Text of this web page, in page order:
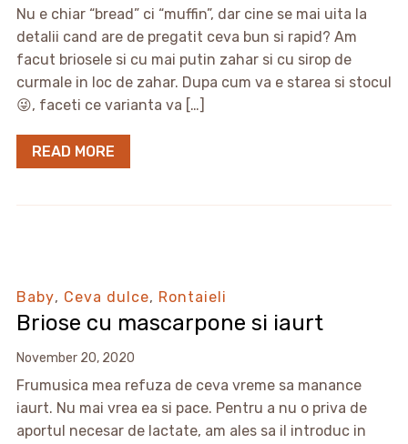
Nu e chiar “bread” ci “muffin”, dar cine se mai uita la
detalii cand are de pregatit ceva bun si rapid? Am
facut briosele si cu mai putin zahar si cu sirop de
curmale in loc de zahar. Dupa cum va e starea si stocul
😜, faceti ce varianta va […]
READ MORE
Baby, Ceva dulce, Rontaieli
Briose cu mascarpone si iaurt
November 20, 2020
Frumusica mea refuza de ceva vreme sa manance
iaurt. Nu mai vrea ea si pace. Pentru a nu o priva de
aportul necesar de lactate, am ales sa il introduc in